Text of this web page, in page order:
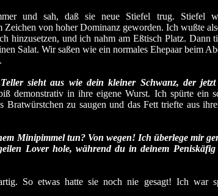
und sah, daß sie neue Stiefel trug. Stiefel
Zeichen von hoher Dominanz geworden. Ich wußte
hinzusetzen, und ich nahm am Eßtisch Platz. Dann
Salat. Wir saßen wie ein normales Ehepaar beim
sieht aus wie dein kleiner Schwanz, der
demonstrativ in ihre eigene Wurst. Ich spürte ein
Bratwürstchen zu saugen und das Fett triefte aus
Minipimmel tun? Von wegen! Ich überlege mir
Lover hole, während du in deinem Peniskäfig
So etwas hatte sie noch nie gesagt! Ich war